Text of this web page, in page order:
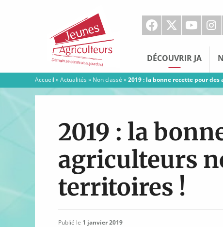
Agriculteurs
DÉCOUVRIR JA
Accueil »Actualités» Non classé »2019 : la bonne recette pour
2019 : la
agriculteurs
territoires !
Publié le 1 janvier 2019